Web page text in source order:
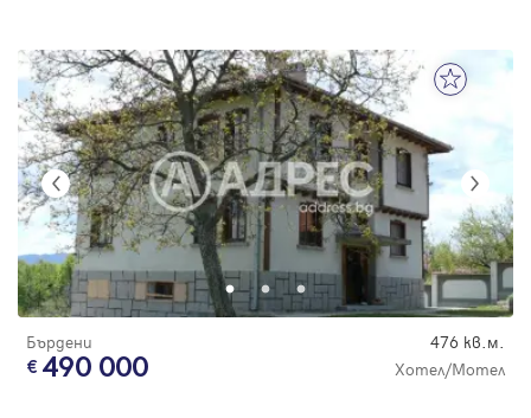
Бърдени 476 кв.м.
490 000 Хотел/Мотел